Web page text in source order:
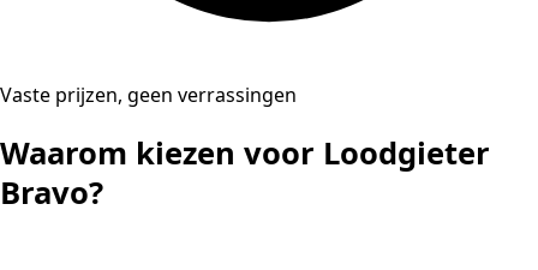
Vaste prijzen, geen verrassingen
Waarom kiezen voor Loodgieter
Bravo?